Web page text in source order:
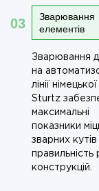
03
Зварювання
елементів
Зварювання
на
лінії
Sturtz
максимальні
показники
зварних кутів
правильність
конструкцій.